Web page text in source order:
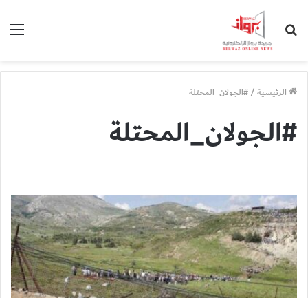
الرئيسية/#الجولان_المحتلة
#الجولان_المحتلة